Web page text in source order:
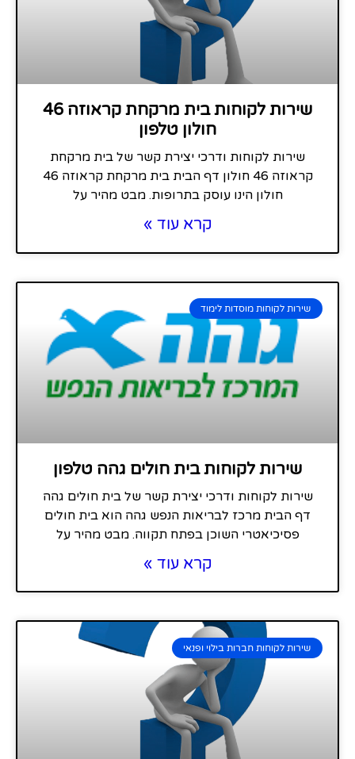
שירות לקוחות בית מרקחת קראוזה 46
חולון טלפון
שירות לקוחות ודרכי יצירת קשר של בית מרקחת
קראוזה 46 חולון דף הבית בית מרקחת קראוזה 46
חולון הינו עוסק בתרופות. מבט מהיר על
קרא עוד »
שירות לקוחות מוסדות לימוד
שירות לקוחות בית חולים גהה טלפון
שירות לקוחות ודרכי יצירת קשר של בית חולים גהה
דף הבית מרכז לבריאות הנפש גהה הוא בית חולים
פסיכיאטרי השוכן בפתח תקווה. מבט מהיר על
קרא עוד »
שירות לקוחות חברות בילוי ופנאי